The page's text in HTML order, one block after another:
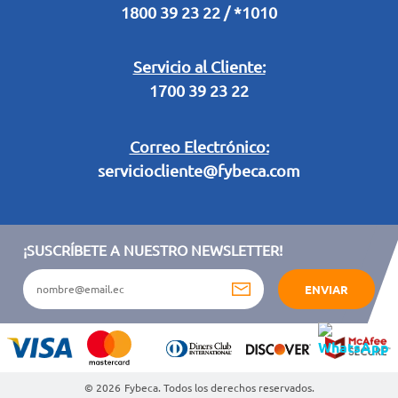
1800 39 23 22 / *1010
Servicio al Cliente:
1700 39 23 22
Correo Electrónico:
serviciocliente@fybeca.com
Términos y condiciones sorteo partido de fútbol "Tu ídolo"
¡SUSCRÍBETE A NUESTRO NEWSLETTER!
ENVIAR
© 2026 Fybeca. Todos los derechos reservados.